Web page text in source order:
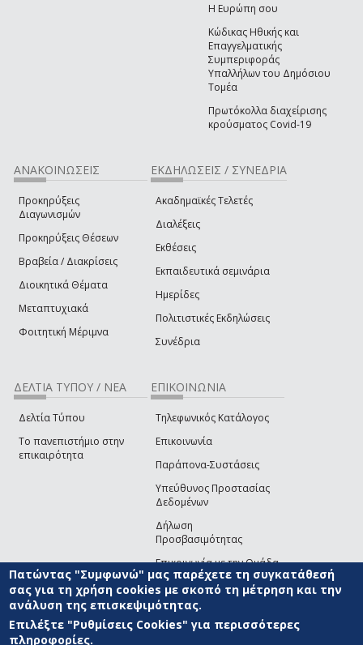
Η Ευρώπη σου
Κώδικας Ηθικής και
Επαγγελματικής
Συμπεριφοράς
Υπαλλήλων του Δημόσιου
Τομέα
Πρωτόκολλα διαχείρισης
κρούσματος Covid-19
ΑΝΑΚΟΙΝΩΣΕΙΣ
Προκηρύξεις
Διαγωνισμών
Προκηρύξεις Θέσεων
Βραβεία / Διακρίσεις
Διοικητικά Θέματα
Μεταπτυχιακά
Φοιτητική Μέριμνα
ΕΚΔΗΛΩΣΕΙΣ / ΣΥΝΕΔΡΙΑ
Ακαδημαϊκές Τελετές
Διαλέξεις
Εκθέσεις
Εκπαιδευτικά σεμινάρια
Ημερίδες
Πολιτιστικές Εκδηλώσεις
Συνέδρια
ΔΕΛΤΙΑ ΤΥΠΟΥ / ΝΕΑ
Δελτία Τύπου
Το πανεπιστήμιο στην
επικαιρότητα
ΕΠΙΚΟΙΝΩΝΙΑ
Τηλεφωνικός Κατάλογος
Επικοινωνία
Παράπονα-Συστάσεις
Υπεύθυνος Προστασίας
Δεδομένων
Δήλωση
Προσβασιμότητας
Επικοινωνία με την Ομάδα
Ανάπτυξης του site(link sends e-mail)
© ΠΑΝΕΠΙΣΤΗΜΙΟ ΑΙΓΑΙΟΥ ΟΡΟΙ ΧΡΗΣΗΣ
ΑΝΑΠΤΥΞΗΣ
Πατώντας "Συμφωνώ" μας παρέχετε τη συγκατάθεσή
σας για τη χρήση cookies με σκοπό τη μέτρηση και την
ανάλυση της επισκεψιμότητας.
Επιλέξτε "Ρυθμίσεις Cookies" για περισσότερες
πληροφορίες.